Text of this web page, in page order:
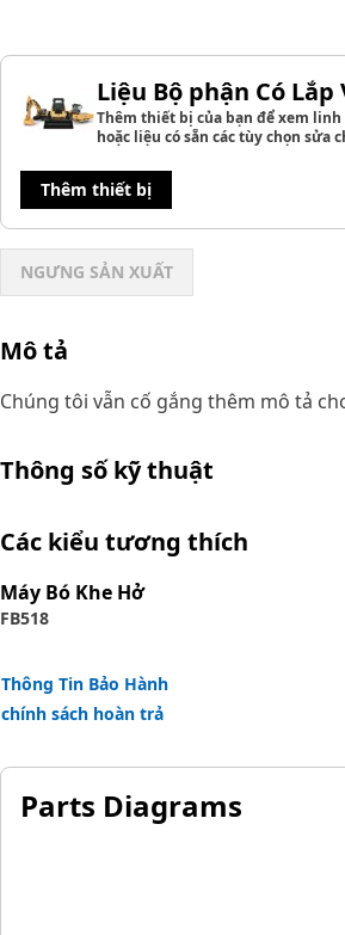
Liệu Bộ phận Có Lắp
Thêm thiết bị của bạn để xem
hoặc liệu có sẵn các tùy chọn sửa
Thêm thiết bị
NGƯNG SẢN XUẤT
Mô tả
Chúng tôi vẫn cố gắng thêm mô tả
Thông số kỹ thuật
Các kiểu tương thích
Máy Bó Khe Hở
FB518
Thông Tin Bảo Hành
chính sách hoàn trả
Parts Diagrams